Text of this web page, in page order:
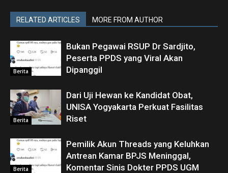
RELATED ARTICLES MORE FROM AUTHOR
Berita
Bukan Pegawai RSUP Dr Sardjito,
Peserta PPDS yang Viral Akan
Dipanggil
Berita
Dari Uji Hewan ke Kandidat Obat,
UNISA Yogyakarta Perkuat Fasilitas
Riset
Berita
Pemilik Akun Threads yang Keluhkan
Antrean Kamar BPJS Meninggal,
Komentar Sinis Dokter PPDS UGM